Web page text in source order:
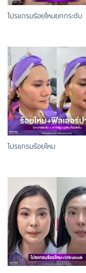
โปรแกรมร้อยไหมยกกระชับ
โปรแกรมร้อยไหม